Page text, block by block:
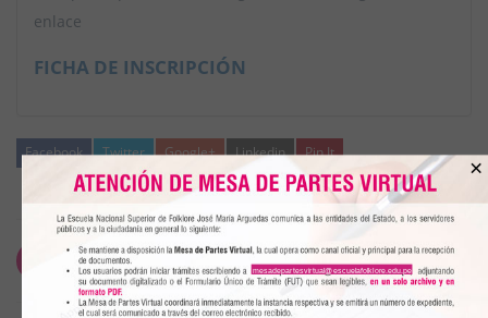
enlace
FICHA DE INSCRIPCIÓN
Facebook Twitter Google+ Linkedin Pin It
5 junio, 2020
×
mesadepartesvirtual@escuelafolklore.edu.pe